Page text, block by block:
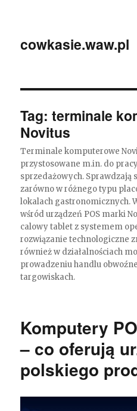
cowkasie.waw.pl
Tag:terminale
Novitus
Terminale komputerowe
przystosowane m.in. do
sprzedażowych. Sprawdzają
zarówno w różnego typu
lokalach gastronomicznych.
wśród urządzeń POS marki
calowy tablet z systemem
rozwiązanie technologiczne
również w działalnościach
prowadzeniu handlu
targowiskach.
Komputery
– co oferują
polskiego